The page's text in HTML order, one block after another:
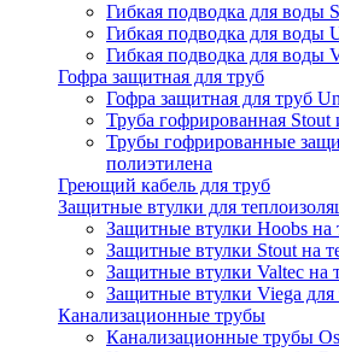
Гибкая подводка для воды
Гибкая подводка для воды
Гибкая подводка для воды
Гофра защитная для труб
Гофра защитная для труб
Труба гофрированная
Трубы гофрированные
полиэтилена
Греющий кабель для труб
Защитные втулки для
Защитные втулки Hoobs на
Защитные втулки Stout на
Защитные втулки Valtec на
Защитные втулки Viega для
Канализационные трубы
Канализационные трубы